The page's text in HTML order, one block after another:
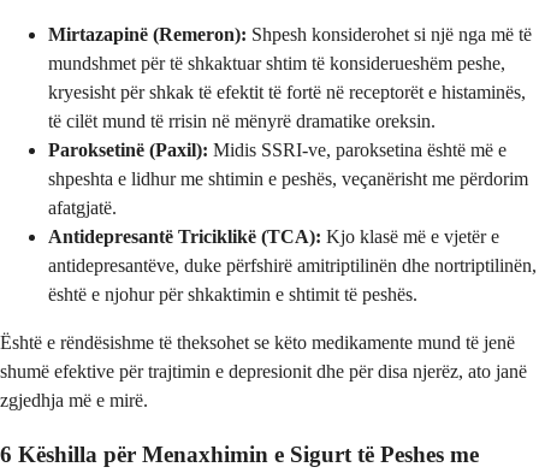
Mirtazapinë (Remeron): Shpesh konsiderohet si një nga më të
mundshmet për të shkaktuar shtim të konsiderueshëm peshe,
kryesisht për shkak të efektit të fortë në receptorët e histaminës,
të cilët mund të rrisin në mënyrë dramatike oreksin.
Paroksetinë (Paxil): Midis SSRI-ve, paroksetina është më e
shpeshta e lidhur me shtimin e peshës, veçanërisht me përdorim
afatgjatë.
Antidepresantë Triciklikë (TCA): Kjo klasë më e vjetër e
antidepresantëve, duke përfshirë amitriptilinën dhe nortriptilinën,
është e njohur për shkaktimin e shtimit të peshës.
Është e rëndësishme të theksohet se këto medikamente mund të jenë
shumë efektive për trajtimin e depresionit dhe për disa njerëz, ato janë
zgjedhja më e mirë.
6 Këshilla për Menaxhimin e Sigurt të Peshes me